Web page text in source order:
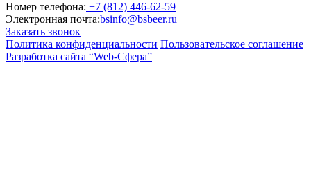
Номер телефона: +7 (812) 446-62-59
Электронная почта:bsinfo@bsbeer.ru
Заказать звонок
Политика конфиденциальности Пользовательское соглашение
Разработка сайта “Web-Сфера”